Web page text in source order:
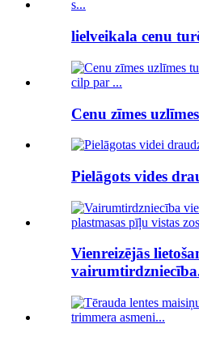
lielveikala cenu
Cenu zīmes
Pielāgots vides
Vienreizējās